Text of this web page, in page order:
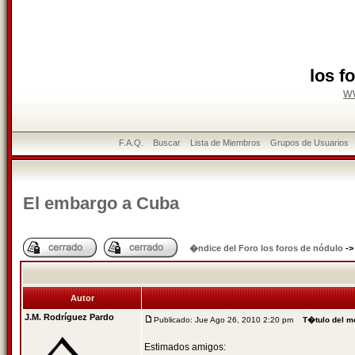
los
F.A.Q. Buscar Lista de Miembros Grupos de Usuarios
El embargo a Cuba
�ndice del Foro los foros de nódulo ->
Autor
J.M. Rodríguez Pardo
Publicado: Jue Ago 26, 2010 2:20 pm T�tulo del
Estimados amigos: